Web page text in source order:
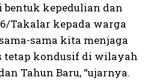
kepedulian dan
Takalar kepada warga
sama kita menjaga
tetap kondusif di wilayah
Tahun Baru, “ujarnya.